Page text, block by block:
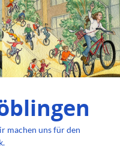
machen uns für den